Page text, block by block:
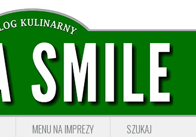
MENU NA IMPREZY SZUKAJ